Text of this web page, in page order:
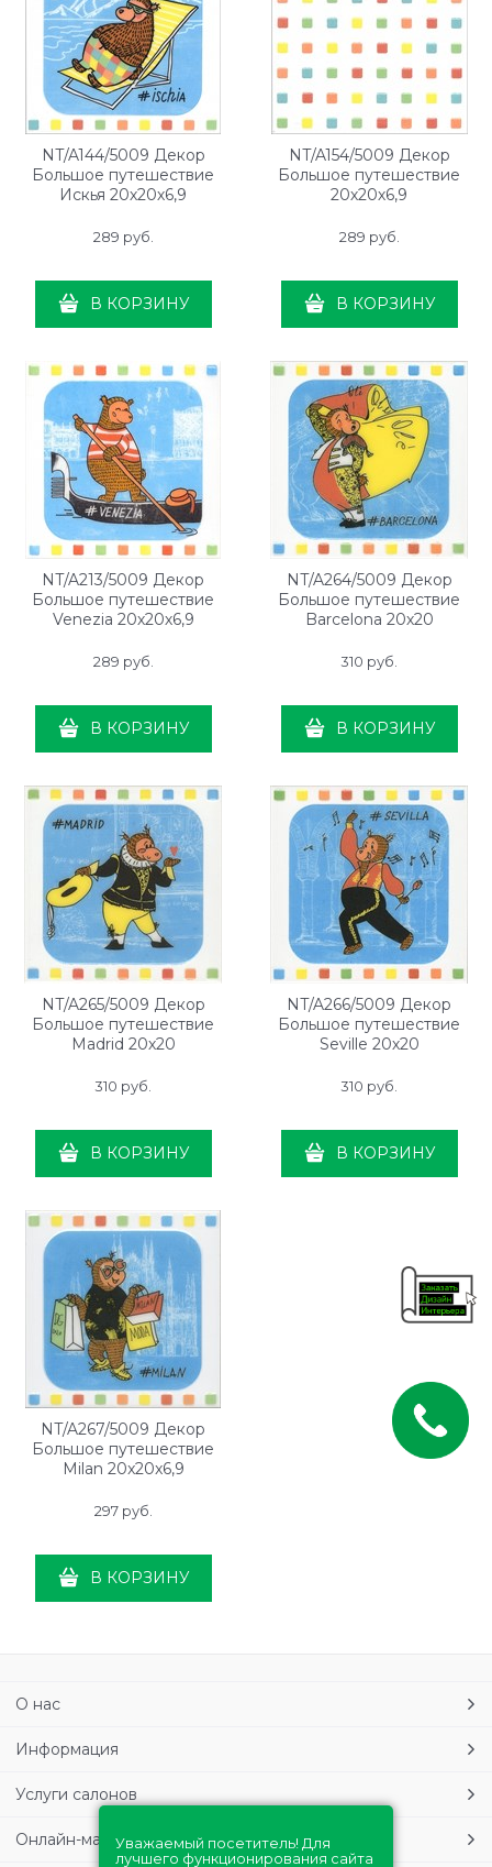
NT/A144/5009 Декор
Большое путешествие
Искья 20х20х6,9
289 руб.
В КОРЗИНУ
NT/A154/5009 Декор
Большое путешествие
20х20х6,9
289 руб.
В КОРЗИНУ
NT/A213/5009 Декор
Большое путешествие
Venezia 20х20х6,9
289 руб.
В КОРЗИНУ
NT/A264/5009 Декор
Большое путешествие
Barcelona 20х20
310 руб.
В КОРЗИНУ
NT/A265/5009 Декор
Большое путешествие
Madrid 20х20
310 руб.
В КОРЗИНУ
NT/A266/5009 Декор
Большое путешествие
Seville 20х20
310 руб.
В КОРЗИНУ
NT/A267/5009 Декор
Большое путешествие
Milan 20x20x6,9
297 руб.
В КОРЗИНУ
О нас
Информация
Услуги салонов
Онлайн-магазинУважаемый посетитель! Для
лучшего функционирования сайта